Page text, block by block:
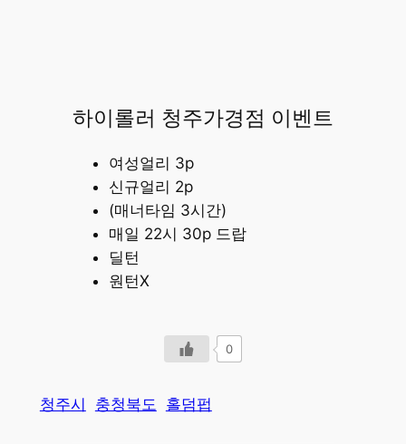
하이롤러 청주가경점 이벤트
여성얼리 3p
신규얼리 2p
(매너타임 3시간)
매일 22시 30p 드랍
딜턴
원턴X
0
청주시 충청북도 홀덤펍